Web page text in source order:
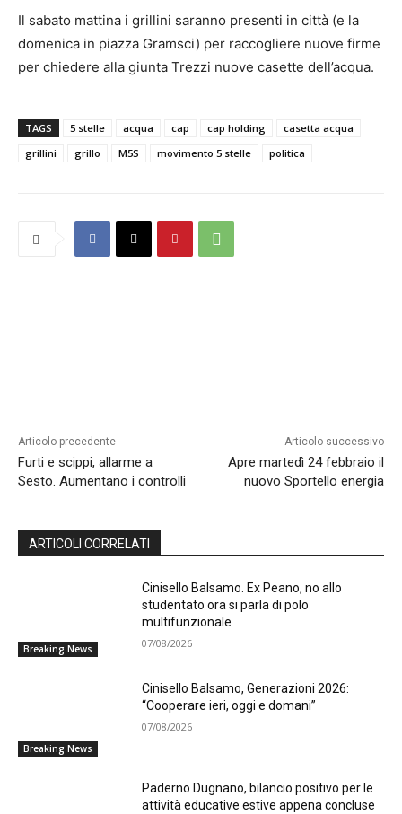
Il sabato mattina i grillini saranno presenti in città (e la
domenica in piazza Gramsci) per raccogliere nuove firme
per chiedere alla giunta Trezzi nuove casette dell’acqua.
TAGS 5 stelle acqua cap cap holding
casetta acqua
grillini
grillo M5S movimento 5 stelle politica
Articolo precedente
Furti e scippi, allarme a
Sesto. Aumentano i controlli
Articolo successivo
Apre martedì 24 febbraio il
nuovo Sportello energia
ARTICOLI CORRELATI
Breaking News
Cinisello Balsamo. Ex Peano, no allo
studentato ora si parla di polo
multifunzionale
07/08/2026
Breaking News
Cinisello Balsamo, Generazioni 2026:
“Cooperare ieri, oggi e domani”
07/08/2026
Paderno Dugnano, bilancio positivo per le
attività educative estive appena concluse